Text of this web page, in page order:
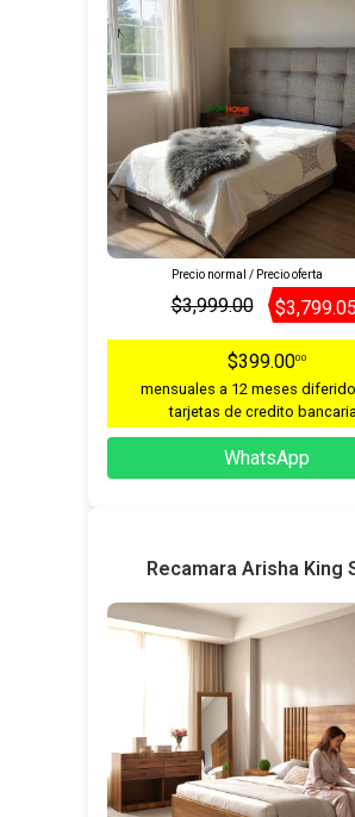
Precio normal / Precio oferta
$3,999.00 $3,799.05
$399.0000
mensuales a 12 meses
tarjetas de credito
WhatsApp
Recamara Arisha King